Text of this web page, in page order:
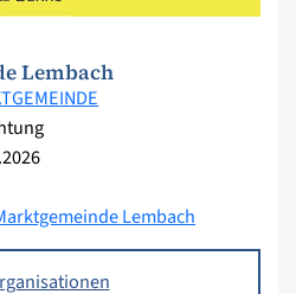
Lembach
Lembach